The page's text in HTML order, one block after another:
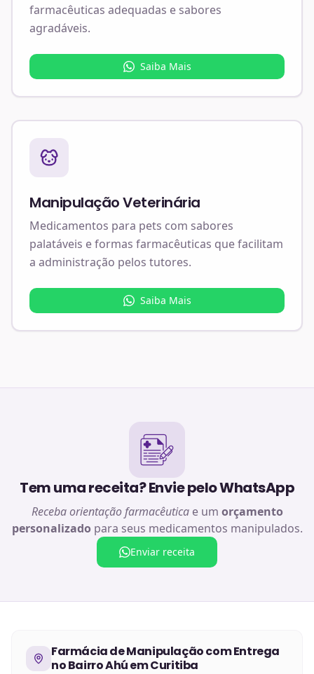
farmacêuticas adequadas e sabores
agradáveis.
Saiba Mais
Manipulação Veterinária
Medicamentos para pets com sabores
palatáveis e formas farmacêuticas que facilitam
a administração pelos tutores.
Saiba Mais
Tem uma receita? Envie pelo WhatsApp
Receba orientação farmacêuticae um orçamento
personalizado para seus medicamentos manipulados.
Enviar receita
Farmácia de Manipulaçãocom Entrega
noBairro Ahú em Curitiba